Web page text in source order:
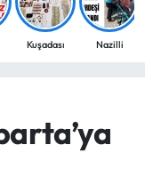
Kuşadası Nazilli